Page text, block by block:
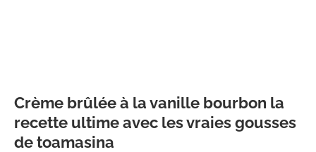
Crème brûlée à la vanille bourbon la
recette ultime avec les vraies gousses
de toamasina